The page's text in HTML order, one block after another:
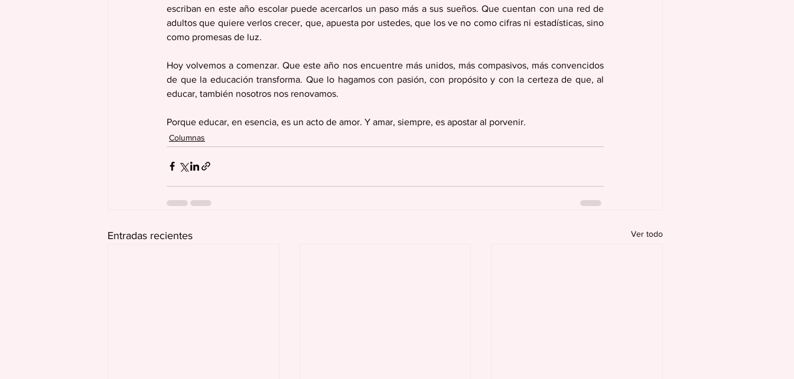
escriban en este año escolar puede acercarlos un paso más a sus sueños. Que cuentan con una red de
adultos que quiere verlos crecer, que, apuesta por ustedes, que los ve no como cifras ni estadísticas, sino
como promesas de luz.
Hoy volvemos a comenzar. Que este año nos encuentre más unidos, más compasivos, más convencidos
de que la educación transforma. Que lo hagamos con pasión, con propósito y con la certeza de que, al
educar, también nosotros nos renovamos.
Porque educar, en esencia, es un acto de amor. Y amar, siempre, es apostar al porvenir.
Columnas
Entradas recientes Ver todo